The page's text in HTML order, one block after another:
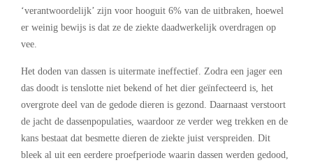
‘verantwoordelijk’ zijn voor hooguit 6% van de uitbraken, hoewel
er weinig bewijs is dat ze de ziekte daadwerkelijk overdragen op
vee.
Het doden van dassen is uitermate ineffectief. Zodra een jager een
das doodt is tenslotte niet bekend of het dier geïnfecteerd is, het
overgrote deel van de gedode dieren is gezond. Daarnaast verstoort
de jacht de dassenpopulaties, waardoor ze verder weg trekken en de
kans bestaat dat besmette dieren de ziekte juist verspreiden. Dit
bleek al uit een eerdere proefperiode waarin dassen werden gedood,